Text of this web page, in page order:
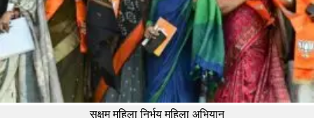
सक्षम महिला निर्भय महिला अभियान